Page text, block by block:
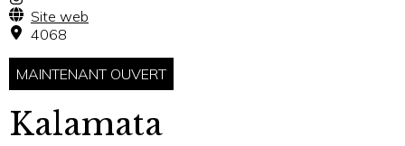
Site web
4068
MAINTENANT OUVERT
Kalamata